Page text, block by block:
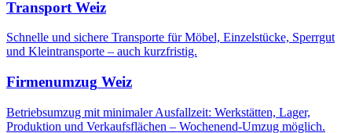
Transport Weiz
Schnelle und sichere Transporte für Möbel, Einzelstücke, Sperrgut
und Kleintransporte – auch kurzfristig.
Firmenumzug Weiz
Betriebsumzug mit minimaler Ausfallzeit: Werkstätten, Lager,
Produktion und Verkaufsflächen – Wochenend-Umzug möglich.